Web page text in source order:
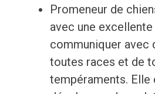
Promeneur de
avec une
communiquer avec
toutes races et de
tempéraments. Elle